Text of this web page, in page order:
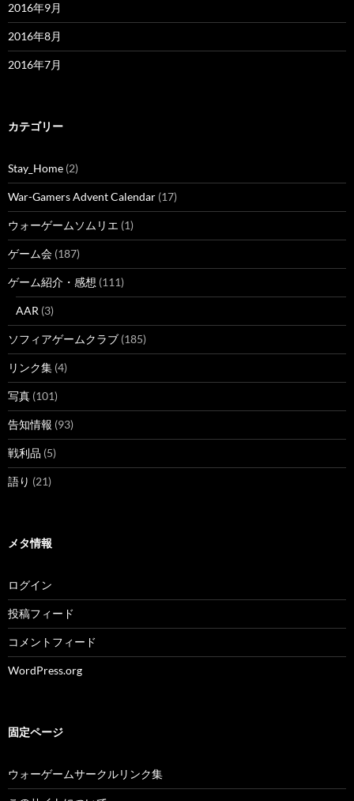
2016年9月
2016年8月
2016年7月
カテゴリー
Stay_Home (2)
War-Gamers Advent Calendar (17)
ウォーゲームソムリエ (1)
ゲーム会 (187)
ゲーム紹介・感想 (111)
AAR (3)
ソフィアゲームクラブ (185)
リンク集 (4)
写真 (101)
告知情報 (93)
戦利品 (5)
語り (21)
メタ情報
ログイン
投稿フィード
コメントフィード
WordPress.org
固定ページ
ウォーゲームサークルリンク集